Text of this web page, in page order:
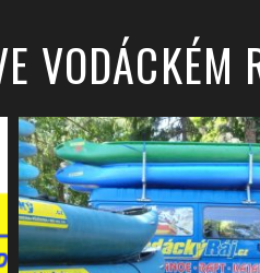
VODÁCKÉM